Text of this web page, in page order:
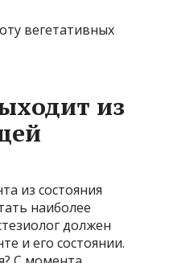
вегетативных
из
из состояния
наиболее
должен
и его состоянии.